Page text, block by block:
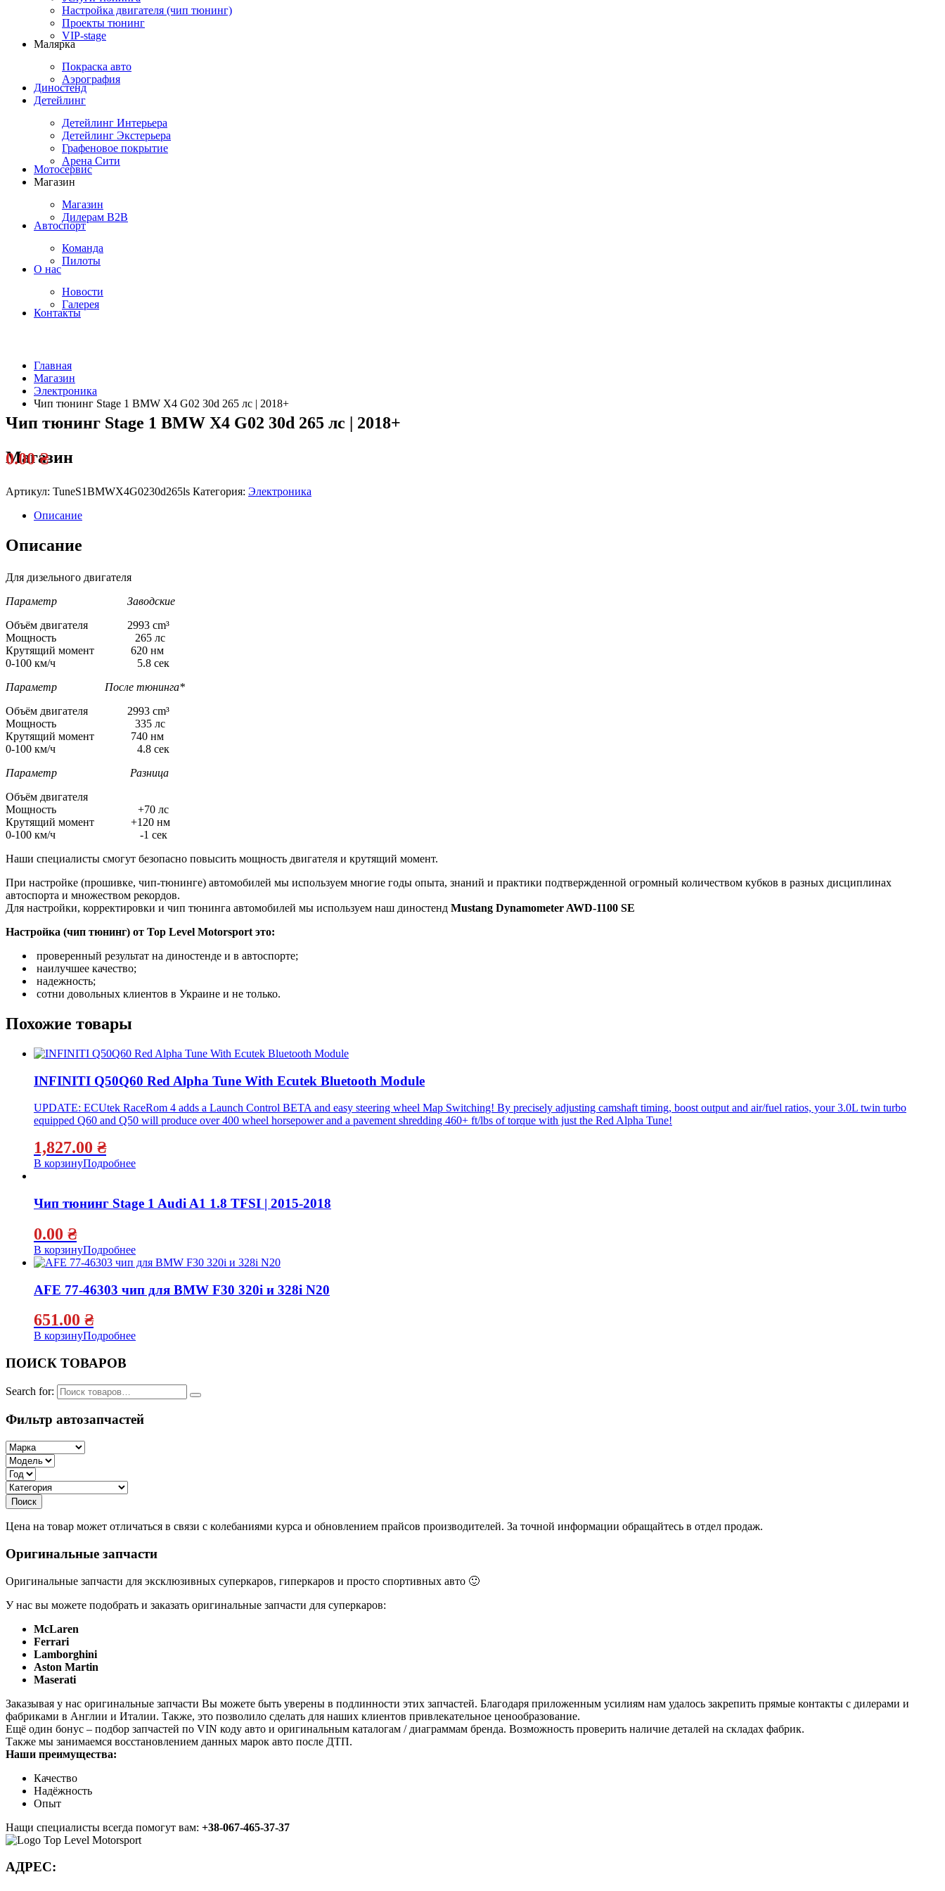
Настройка двигателя (чип тюнинг)
Проекты тюнинг
VIP-stage
Малярка
Покраска авто
Аэрография
Диностенд
Детейлинг
Детейлинг Интерьера
Детейлинг Экстерьера
Графеновое покрытие
Арена Сити
Мотосервис
Магазин
Магазин
Дилерам B2B
Автоспорт
Команда
Пилоты
О нас
Новости
Галерея
Контакты
Главная
Магазин
Электроника
Чип тюнинг Stage 1 BMW X4 G02 30d 265 лс | 2018+
Магазин
Чип тюнинг Stage 1 BMW X4 G02 30d 265 лс | 2018+
0.00₴
Артикул: TuneS1BMWX4G0230d265ls Категория: Электроника
Описание
Описание
Для дизельного двигателя
Параметр Заводские
Объём двигателя 2993 cm³
Мощность 265 лс
Крутящий момент 620 нм
0-100 км/ч 5.8 сек
Параметр После тюнинга*
Объём двигателя 2993 cm³
Мощность 335 лс
Крутящий момент 740 нм
0-100 км/ч 4.8 сек
Параметр Разница
Объём двигателя
Мощность +70 лс
Крутящий момент +120 нм
0-100 км/ч -1 сек
Наши специалисты смогут безопасно повысить мощность двигателя и крутящий момент.
При настройке (прошивке, чип-тюнинге) автомобилей мы используем многие годы опыта, знаний и практики подтвержденной огромный количеством кубков в разных дисциплинах
автоспорта и множеством рекордов.
Для настройки, корректировки и чип тюнинга автомобилей мы используем наш диностенд Mustang Dynamometer AWD-1100 SE
Настройка (чип тюнинг) от Top Level Motorsport это:
проверенный результат на диностенде и в автоспорте;
наилучшее качество;
надежность;
сотни довольных клиентов в Украине и не только.
Похожие товары
INFINITI Q50Q60 Red Alpha Tune With Ecutek Bluetooth Module
UPDATE: ECUtek RaceRom 4 adds a Launch Control BETA and easy steering wheel Map Switching! By precisely adjusting camshaft timing, boost output and air/fuel ratios, your 3.0L twin turbo
equipped Q60 and Q50 will produce over 400 wheel horsepower and a pavement shredding 460+ ft/lbs of torque with just the Red Alpha Tune!
1,827.00 ₴
В корзинуПодробнее
Чип тюнинг Stage 1 Audi A1 1.8 TFSI | 2015-2018
0.00 ₴
В корзинуПодробнее
AFE 77-46303 чип для BMW F30 320i и 328i N20
651.00 ₴
В корзинуПодробнее
ПОИСК ТОВАРОВ
Search for:
Фильтр автозапчастей
Цена на товар может отличаться в связи с колебаниями курса и обновлением прайсов производителей. За точной информации обращайтесь в отдел продаж.
Оригинальные запчасти
Оригинальные запчасти для эксклюзивных суперкаров, гиперкаров и просто спортивных авто 🙂
У нас вы можете подобрать и заказать оригинальные запчасти для суперкаров:
McLaren
Ferrari
Lamborghini
Aston Martin
Maserati
Заказывая у нас оригинальные запчасти Вы можете быть уверены в подлинности этих запчастей. Благодаря приложенным усилиям нам удалось закрепить прямые контакты с дилерами и
фабриками в Англии и Италии. Также, это позволило сделать для наших клиентов привлекательное ценообразование.
Ещё один бонус – подбор запчастей по VIN коду авто и оригинальным каталогам / диаграммам бренда. Возможность проверить наличие деталей на складах фабрик.
Также мы занимаемся восстановлением данных марок авто после ДТП.
Наши преимущества:
Качество
Надёжность
Опыт
Нащи специалисты всегда помогут вам: +38-067-465-37-37
АДРЕС: